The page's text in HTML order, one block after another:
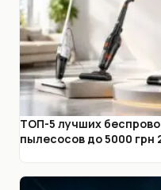
ТОП-5 лучших
пылесосов до 5000 грн